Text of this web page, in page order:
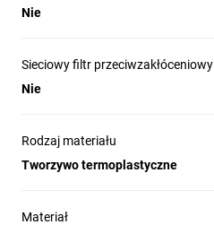
Nie
Sieciowy filtr przeciwzakłóceniowy
Nie
Rodzaj materiału
Tworzywo termoplastyczne
Materiał